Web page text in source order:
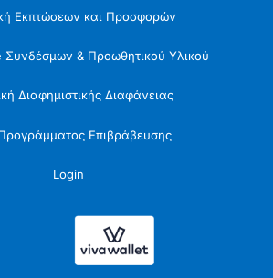
Εκπτώσεων και Προσφορών
Συνδέσμων & Προωθητικού Υλικού
Διαφημιστικής Διαφάνειας
Επιβράβευσης
Login